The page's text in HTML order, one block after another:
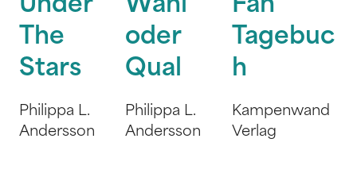
Under
The
Stars
Philippa L.
Andersson
Wahl
oder
Qual
Philippa L.
Andersson
Fan
Tagebuc
h
Kampenwand
Verlag